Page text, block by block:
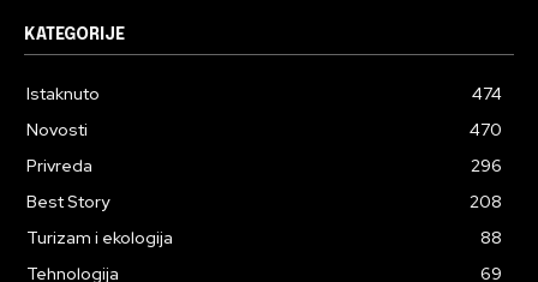
KATEGORIJE
Istaknuto
474
Novosti
470
Privreda
296
Best Story
208
Turizam i ekologija
88
Tehnologija
69